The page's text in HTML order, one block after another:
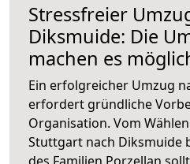
Stressfreier
Diksmuide: Die
machen es
Ein erfolgreicher Umzug
erfordert gründliche
Organisation. Vom
Stuttgart nach Diksmuide